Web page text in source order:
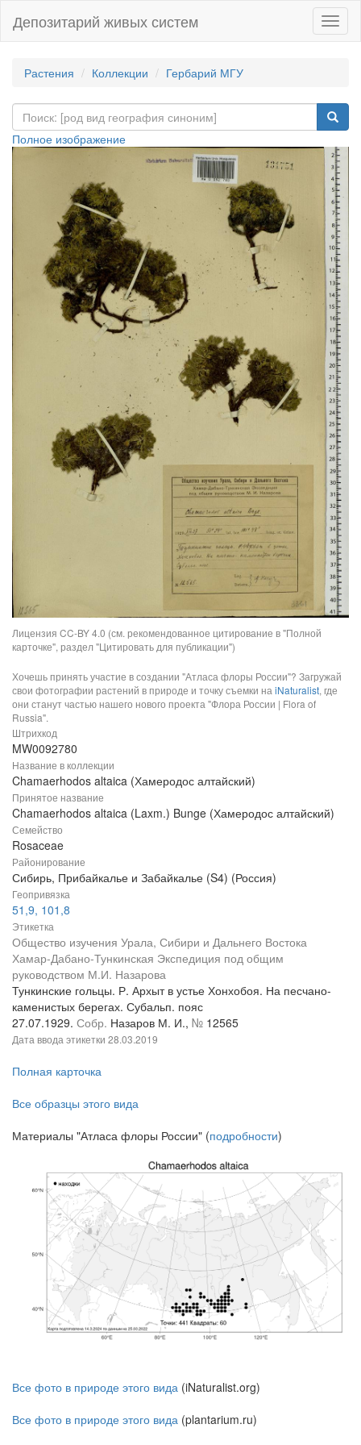
Депозитарий живых систем
Растения Коллекции Гербарий МГУ
Полное изображение
Лицензия CC-BY 4.0 (см. рекомендованное цитирование в "Полной
карточке", раздел "Цитировать для публикации")
Хочешь принять участие в создании "Атласа флоры России"? Загружай
свои фотографии растений в природе и точку съемки на iNaturalist, где
они станут частью нашего нового проекта "Флора России | Flora of
Russia".
Штрихкод
MW0092780
Название в коллекции
Chamaerhodos altaica (Хамеродос алтайский)
Принятое название
Chamaerhodos altaica (Laxm.) Bunge (Хамеродос алтайский)
Семейство
Rosaceae
Районирование
Сибирь, Прибайкалье и Забайкалье (S4) (Россия)
Геопривязка
51,9, 101,8
Этикетка
Общество изучения Урала, Сибири и Дальнего Востока
Хамар-Дабано-Тункинская Экспедиция под общим
руководством М.И. Назарова
Тункинские гольцы. Р. Архыт в устье Хонхобоя. На песчано-
каменистых берегах. Субальп. пояс
27.07.1929. Собр. Назаров М. И., № 12565
Дата ввода этикетки 28.03.2019
Полная карточка
Все образцы этого вида
Материалы "Атласа флоры России" (подробности)
Все фото в природе этого вида (iNaturalist.org)
Все фото в природе этого вида (plantarium.ru)